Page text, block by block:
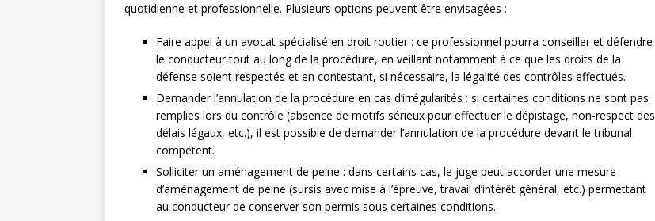
quotidienne et professionnelle. Plusieurs options peuvent être envisagées :
Faire appel à un avocat spécialisé en droit routier : ce professionnel pourra conseiller et défendre
le conducteur tout au long de la procédure, en veillant notamment à ce que les droits de la
défense soient respectés et en contestant, si nécessaire, la légalité des contrôles effectués.
Demander l’annulation de la procédure en cas d’irrégularités : si certaines conditions ne sont pas
remplies lors du contrôle (absence de motifs sérieux pour effectuer le dépistage, non-respect des
délais légaux, etc.), il est possible de demander l’annulation de la procédure devant le tribunal
compétent.
Solliciter un aménagement de peine : dans certains cas, le juge peut accorder une mesure
d’aménagement de peine (sursis avec mise à l’épreuve, travail d’intérêt général, etc.) permettant
au conducteur de conserver son permis sous certaines conditions.